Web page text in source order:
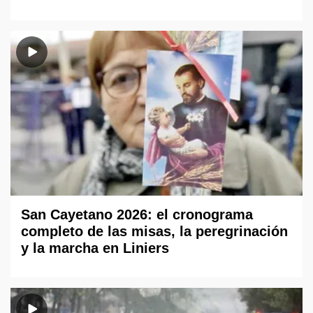
San Cayetano 2026: el cronograma
completo de las misas, la peregrinación
y la marcha en Liniers